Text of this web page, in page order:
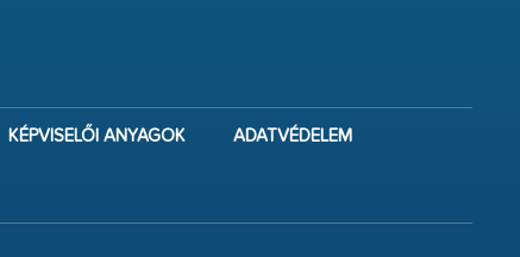
KÉPVISELŐI ANYAGOK ADATVÉDELEM